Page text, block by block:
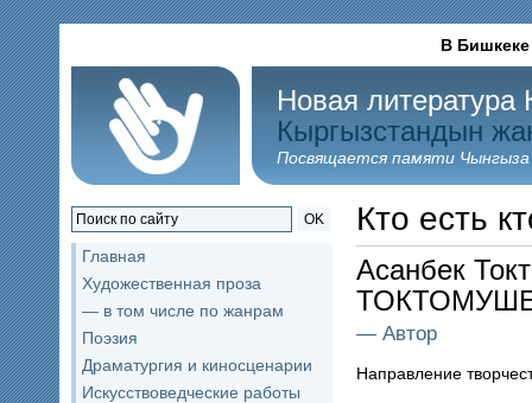
В Бишкеке
Новая литература
Кыргызстандын
Посвящается памяти
OK
Главная
Художественная проза
— в том числе по жанрам
Поэзия
Драматургия и киносценарии
Искусствоведческие работы
Кто есть
Асанбек
— Автор
Направление